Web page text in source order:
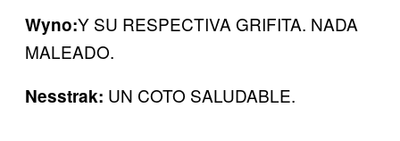
Wyno:Y SU RESPECTIVA GRIFITA. NADA
MALEADO.
Nesstrak: UN COTO SALUDABLE.